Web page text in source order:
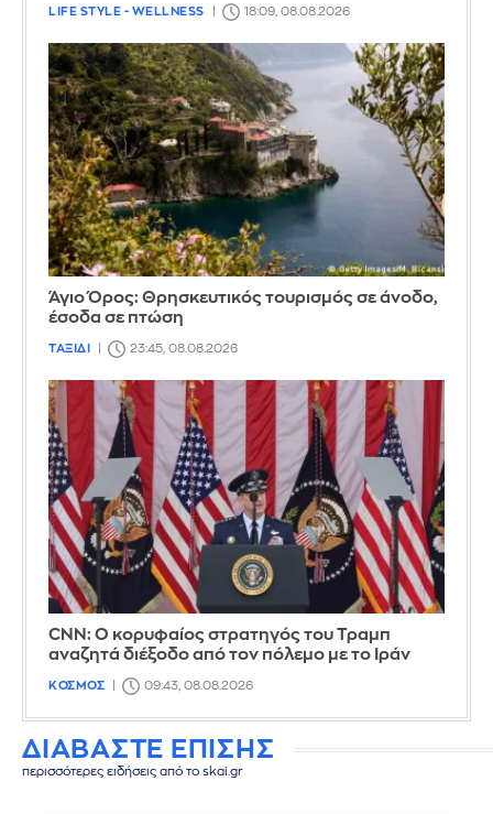
LIFE STYLE - WELLNESS 18:09, 08.08.2026
Άγιο Όρος: Θρησκευτικός τουρισμός σε άνοδο,
έσοδα σε πτώση
ΤΑΞΙΔΙ 23:45, 08.08.2026
CNN: Ο κορυφαίος στρατηγός του Τραμπ
αναζητά διέξοδο από τον πόλεμο με το Ιράν
ΚΟΣΜΟΣ 09:43, 08.08.2026
ΔΙΑΒΑΣΤΕ ΕΠΙΣΗΣ
περισσότερες ειδήσεις από το skai.gr